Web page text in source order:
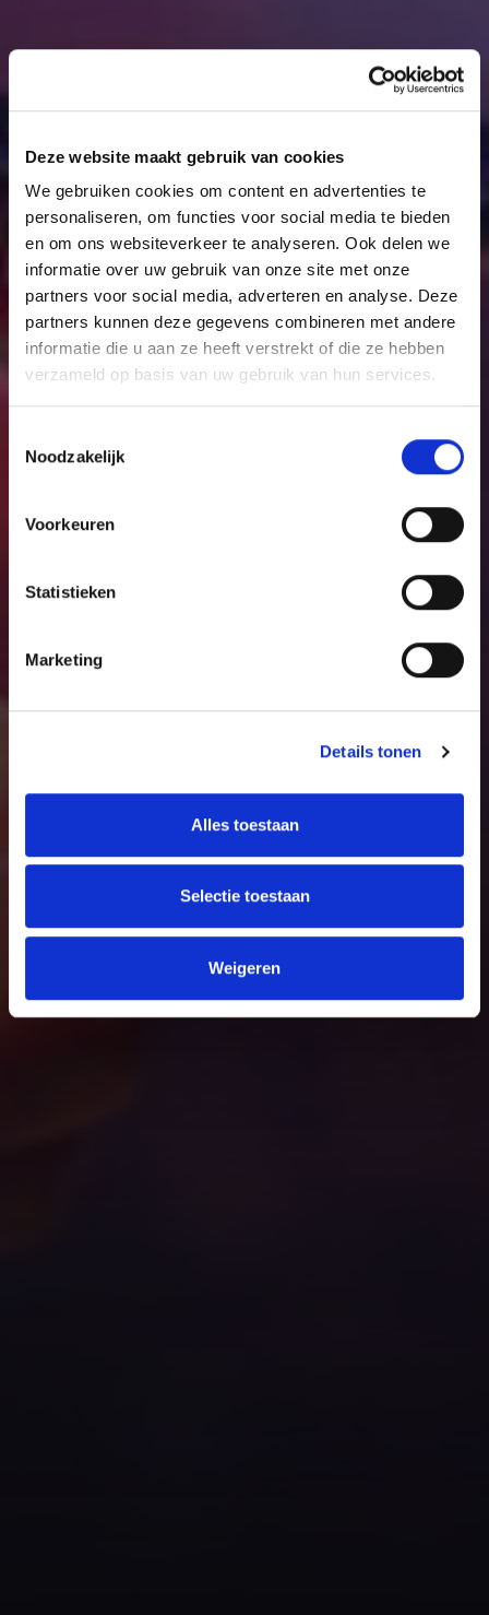
Deze website maakt gebruik van cookies
We gebruiken cookies om content en advertenties te
personaliseren, om functies voor social media te bieden
en om ons websiteverkeer te analyseren. Ook delen we
informatie over uw gebruik van onze site met onze
partners voor social media, adverteren en analyse. Deze
partners kunnen deze gegevens combineren met andere
informatie die u aan ze heeft verstrekt of die ze hebben
verzameld op basis van uw gebruik van hun services.
Noodzakelijk
Voorkeuren
Statistieken
Marketing
Details tonen
Alles toestaan
Selectie toestaan
Weigeren
VACATURES